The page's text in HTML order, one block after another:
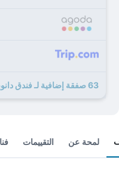
63 صفقة إضافية لـ فندق دانوبيوس ريجينتس بارك
لمحة عن التقييمات